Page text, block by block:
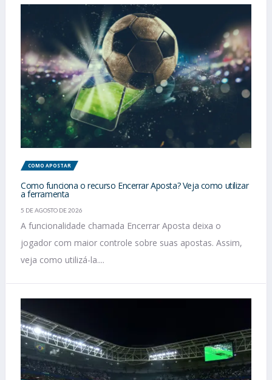
COMO APOSTAR
Como funciona o recurso Encerrar Aposta? Veja como utilizar
a ferramenta
5 DE AGOSTO DE 2026
A funcionalidade chamada Encerrar Aposta deixa o
jogador com maior controle sobre suas apostas. Assim,
veja como utilizá-la....